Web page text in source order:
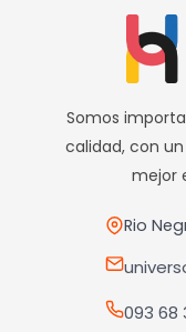
Las
se
en
la
de
Somos
calidad, con
mejor
Rio
093 68